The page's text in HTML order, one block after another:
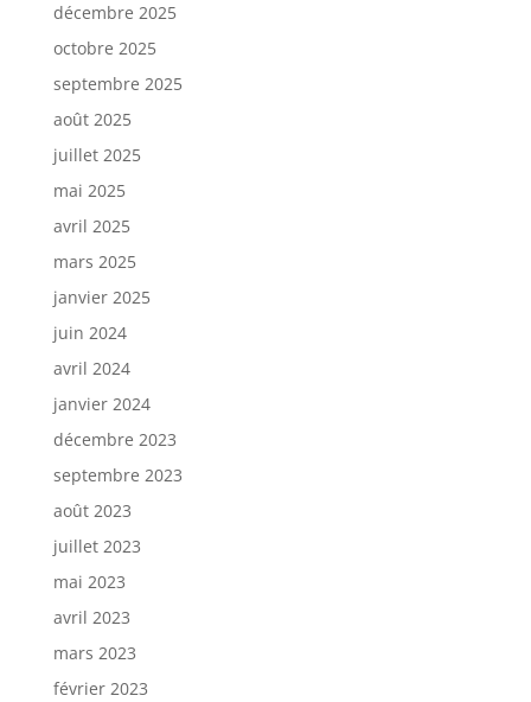
décembre 2025
octobre 2025
septembre 2025
août 2025
juillet 2025
mai 2025
avril 2025
mars 2025
janvier 2025
juin 2024
avril 2024
janvier 2024
décembre 2023
septembre 2023
août 2023
juillet 2023
mai 2023
avril 2023
mars 2023
février 2023